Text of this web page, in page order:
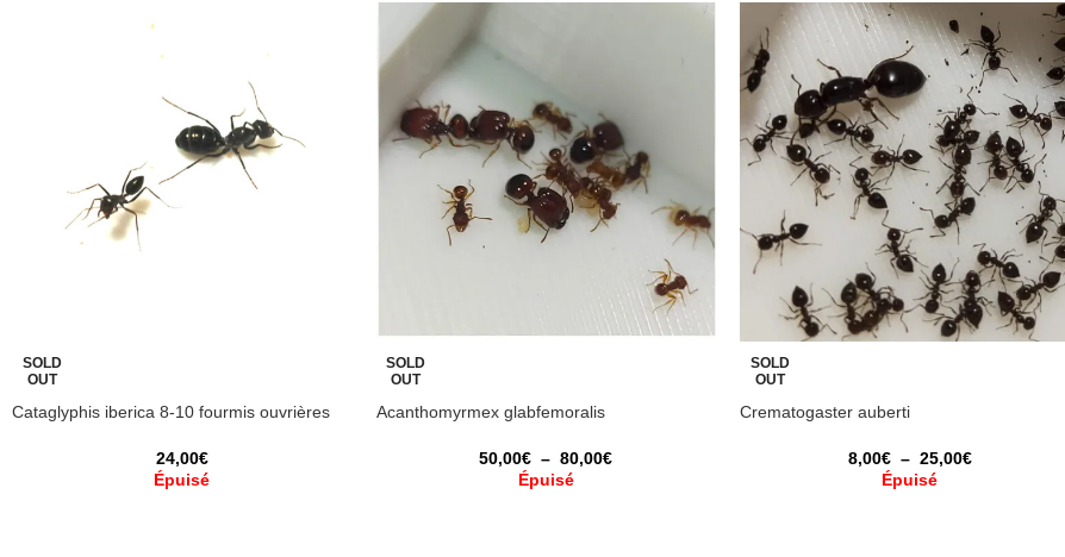
SOLD
OUT
Cataglyphis iberica 8-10 fourmis ouvrières
24,00€
Épuisé
SOLD
OUT
Acanthomyrmex glabfemoralis
50,00€ – 80,00€
Épuisé
SOLD
OUT
Crematogaster auberti
8,00€ – 25,00€
Épuisé